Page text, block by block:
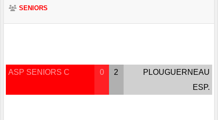
SENIORS
ASP SENIORS C 0 2
PLOUGUERNEAU
ESP.